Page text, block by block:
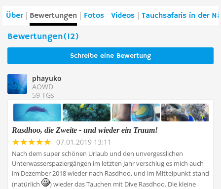
Über Bewertungen Fotos Videos Tauchsafaris in der
Bewertungen(12)
Schreibe eine Bewertung
phayuko
AOWD
59 TGs
Rasdhoo, die Zweite - und wieder ein Traum!
07.01.2019 13:11
Nach dem super schönen Urlaub und den unvergesslichen
Unterwasserspaziergängen im letzten Jahr verschlug es mich auch
im Dezember 2018 wieder nach Rasdhoo, und im Mittelpunkt stand
(natürlich
) wieder das Tauchen mit Dive Rasdhoo. Die kleine